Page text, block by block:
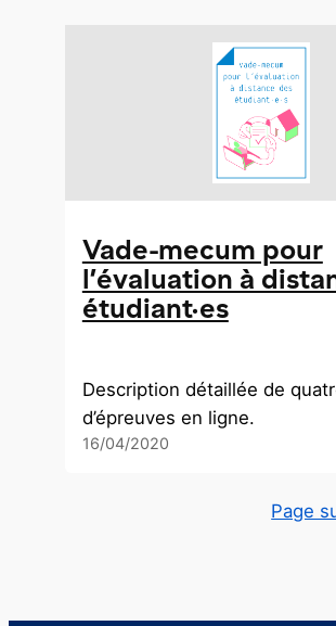
Vade-mecum pour
l’évaluation à
étudiant·es
Description détaillée de
d’épreuves en ligne.
16/04/2020
Page